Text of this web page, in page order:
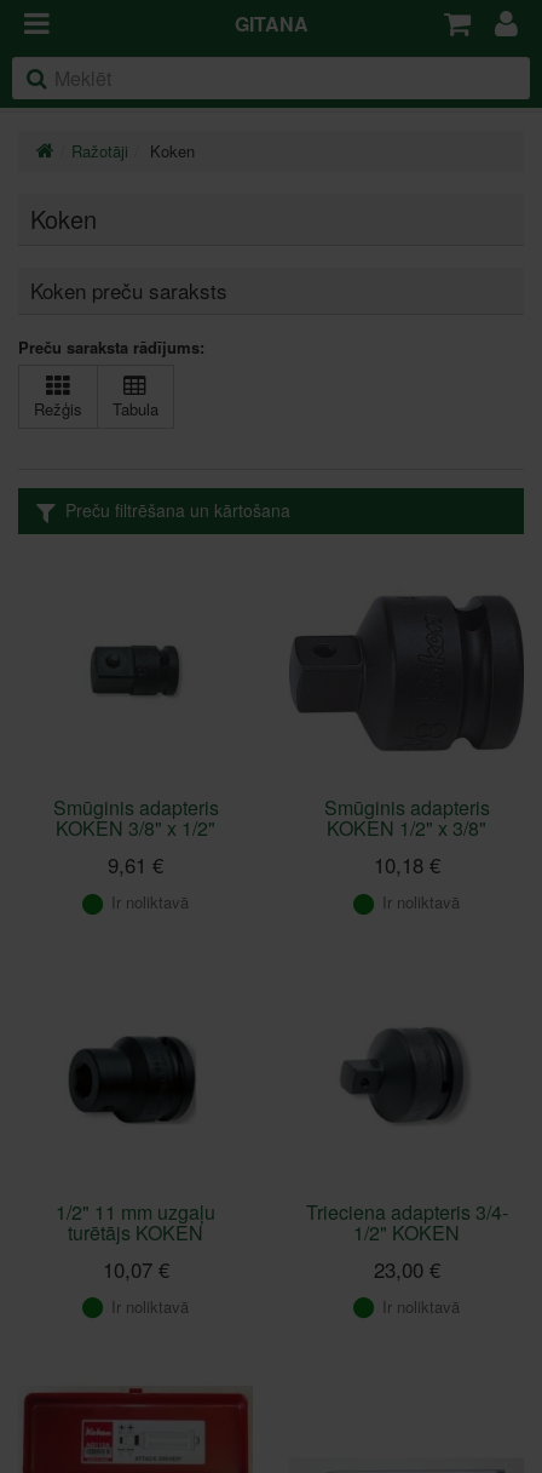
GITANA
Ražotāji Koken
Koken
Koken preču saraksts
Preču saraksta rādījums:
Režģis Tabula
Preču filtrēšana un kārtošana
Smūginis adapteris
KOKEN 3/8" x 1/2"
9,61 €
Ir noliktavā
Smūginis adapteris
KOKEN 1/2" x 3/8"
10,18 €
Ir noliktavā
1/2" 11 mm uzgaļu
turētājs KOKEN
10,07 €
Ir noliktavā
Trieciena adapteris 3/4-
1/2" KOKEN
23,00 €
Ir noliktavā